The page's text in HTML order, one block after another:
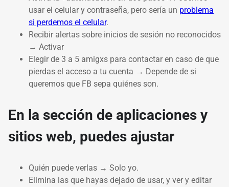
usar el celular y contraseña, pero sería un problema
si perdemos el celular.
Recibir alertas sobre inicios de sesión no reconocidos
→ Activar
Elegir de 3 a 5 amigxs para contactar en caso de que
pierdas el acceso a tu cuenta → Depende de si
queremos que FB sepa quiénes son.
En la sección de aplicaciones y
sitios web, puedes ajustar
Quién puede verlas → Solo yo.
Elimina las que hayas dejado de usar, y ver y editar